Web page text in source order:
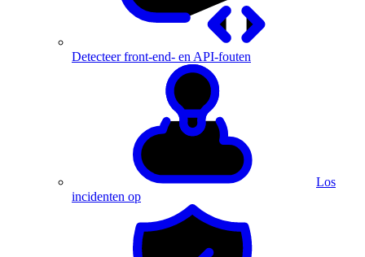
Detecteer front-end- en API-fouten
Los
incidenten op